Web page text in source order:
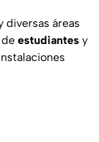
diversas áreas
estudiantes y